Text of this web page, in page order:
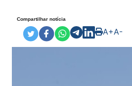
Compartilhar notícia
A+A-